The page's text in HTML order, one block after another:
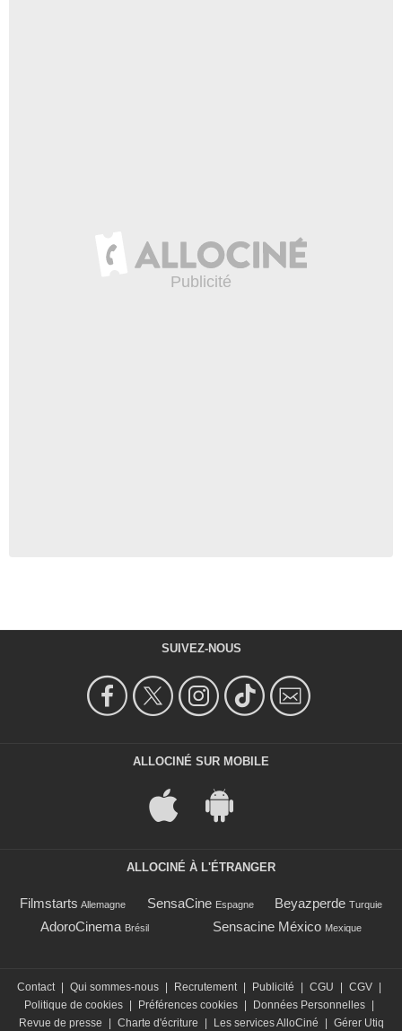
SUIVEZ-NOUS
ALLOCINÉ SUR MOBILE
ALLOCINÉ À L'ÉTRANGER
Filmstarts Allemagne SensaCine Espagne Beyazperde Turquie
AdoroCinema Brésil Sensacine México Mexique
Contact Qui sommes-nous Recrutement Publicité CGU CGV
Politique de cookies
Préférences cookies Données Personnelles
Revue de presse
Charte d'écriture Les services AlloCiné Gérer Utiq